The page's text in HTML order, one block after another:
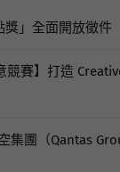
獎」全面開放徵件